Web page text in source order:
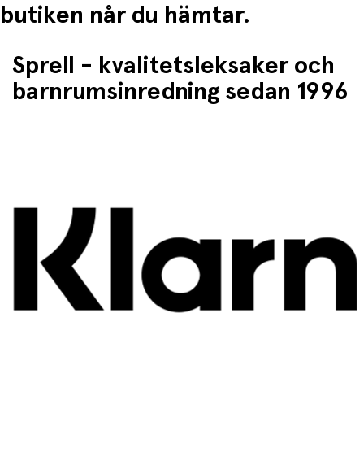
butiken når du hämtar.
Sprell - kvalitetsleksaker och
barnrumsinredning sedan 1996